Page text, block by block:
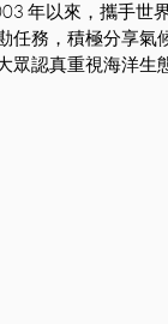
年以來，攜手世
任務，積極分享氣
眾認真重視海洋生